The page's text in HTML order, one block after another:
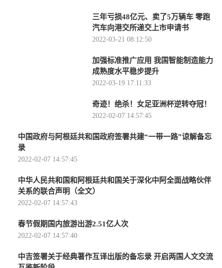
三年亏损48亿元、卖了5万辆车 零跑
汽车向港交所递交上市申请书
2022-03-21 08:12:50
加强标准推广应用 我国智能制造能力
成熟度水平稳步提升
2022-03-19 17:11:33
奇迹！绝杀！女足亚洲杯逆转夺冠！
2022-02-07 14:57:45
中国政府与阿根廷共和国政府签署共建“一带一路”谅解备忘
录
2022-02-07 14:57:45
中华人民共和国和阿根廷共和国关于深化中阿全面战略伙伴
关系的联合声明（全文）
2022-02-07 14:57:43
春节假期国内旅游出游2.51亿人次
2022-02-07 14:57:40
中吉签署关于经典著作互译出版的备忘录 开启两国人文交流